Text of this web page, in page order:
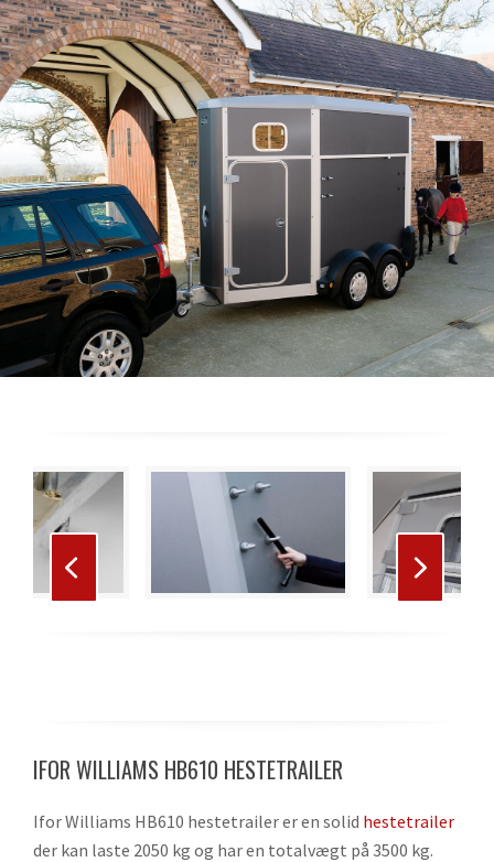
Use
the
left
and
right
carousel
buttons
first
slide
IFOR WILLIAMS HB610 HESTETRAILER
Ifor Williams HB610 hestetrailer er en solid hestetrailer
der kan laste 2050 kg og har en totalvægt på 3500 kg.